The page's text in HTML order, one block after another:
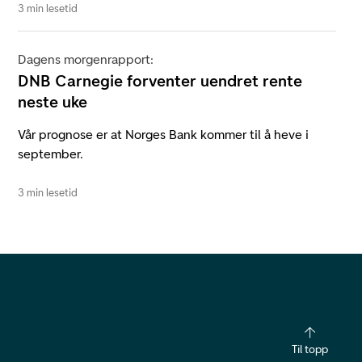
3 min lesetid
Dagens morgenrapport:
DNB Carnegie forventer uendret rente
neste uke
Vår prognose er at Norges Bank kommer til å heve i
september.
3 min lesetid
Til topp